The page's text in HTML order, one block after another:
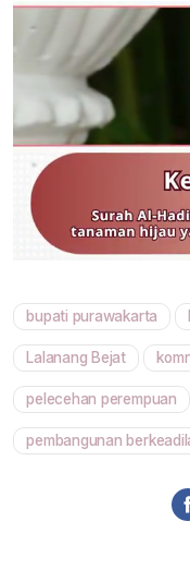
bupati purawakarta
Lalanang Bejat
pelecehan perempuan
pembangunan